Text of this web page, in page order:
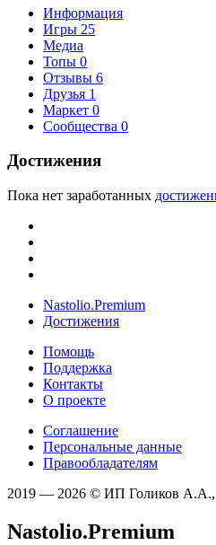
Информация
Игры 25
Медиа
Топы 0
Отзывы 6
Друзья 1
Маркет 0
Сообщества 0
Достижения
Пока нет заработанных
Nastolio.Premium
Достижения
Помощь
Поддержка
Контакты
О проекте
Соглашение
Персональные данные
Правообладателям
2019 — 2026 © ИП Голиков
Nastolio.Premium